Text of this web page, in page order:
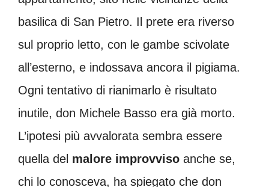
basilica di San Pietro. Il prete era riverso
sul proprio letto, con le gambe scivolate
all’esterno, e indossava ancora il pigiama.
Ogni tentativo di rianimarlo è risultato
inutile, don Michele Basso era già morto.
L’ipotesi più avvalorata sembra essere
quella del malore improvviso anche se,
chi lo conosceva, ha spiegato che don